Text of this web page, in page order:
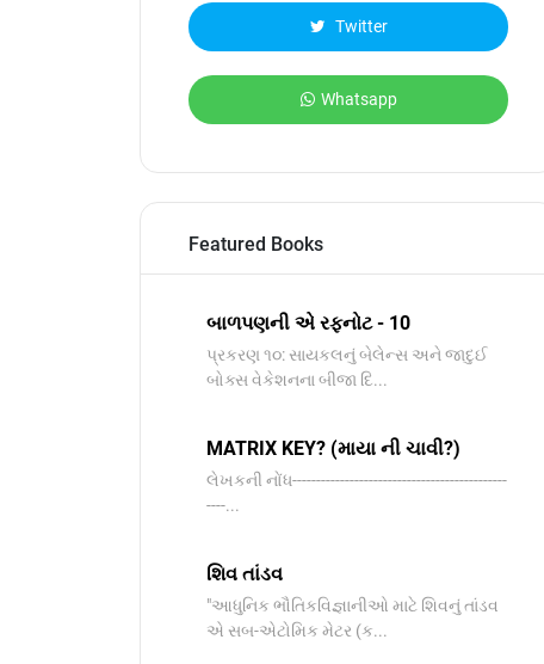
Twitter
Whatsapp
Featured Books
બાળપણની એ રફનોટ - 10
પ્રકરણ ૧૦: સાયકલનું બેલેન્સ અને જાદુઈ
બોક્સ વેકેશનના બીજા દિ...
MATRIX KEY? (માયા ની ચાવી?)
લેખકની નોંધ---------------------------------------------
----...
શિવ તાંડવ
"આધુનિક ભૌતિકવિજ્ઞાનીઓ માટે શિવનું તાંડવ
એ સબ-એટોમિક મેટર (ક...